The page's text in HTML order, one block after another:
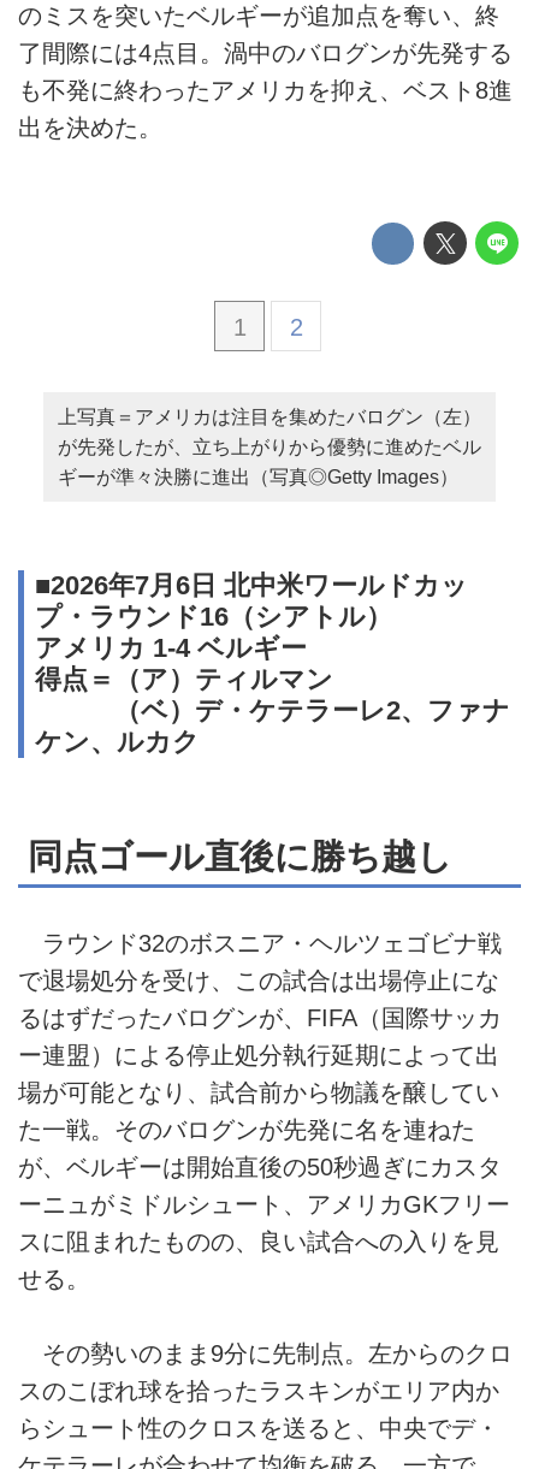
のミスを突いたベルギーが追加点を奪い、終
了間際には4点目。渦中のバログンが先発する
も不発に終わったアメリカを抑え、ベスト8進
出を決めた。
1 2
上写真＝アメリカは注目を集めたバログン（左）
が先発したが、立ち上がりから優勢に進めたベル
ギーが準々決勝に進出（写真◎Getty Images）
■2026年7月6日 北中米ワールドカッ
プ・ラウンド16（シアトル）
アメリカ 1-4 ベルギー
得点＝（ア）ティルマン
（ベ）デ・ケテラーレ2、ファナ
ケン、ルカク
同点ゴール直後に勝ち越し
ラウンド32のボスニア・ヘルツェゴビナ戦
で退場処分を受け、この試合は出場停止にな
るはずだったバログンが、FIFA（国際サッカ
ー連盟）による停止処分執行延期によって出
場が可能となり、試合前から物議を醸してい
た一戦。そのバログンが先発に名を連ねた
が、ベルギーは開始直後の50秒過ぎにカスタ
ーニュがミドルシュート、アメリカGKフリー
スに阻まれたものの、良い試合への入りを見
せる。
その勢いのまま9分に先制点。左からのクロ
スのこぼれ球を拾ったラスキンがエリア内か
らシュート性のクロスを送ると、中央でデ・